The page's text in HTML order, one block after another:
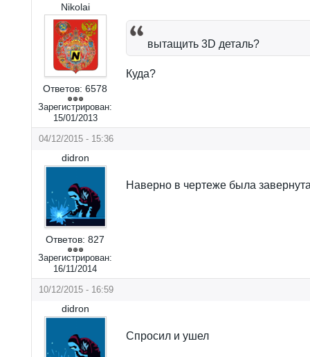
Nikolai
Ответов: 6578
Зарегистрирован:
15/01/2013
вытащить 3D деталь?
Куда?
04/12/2015 - 15:36
didron
Ответов: 827
Зарегистрирован:
16/11/2014
Наверно в чертеже была
10/12/2015 - 16:59
didron
Спросил и ушел